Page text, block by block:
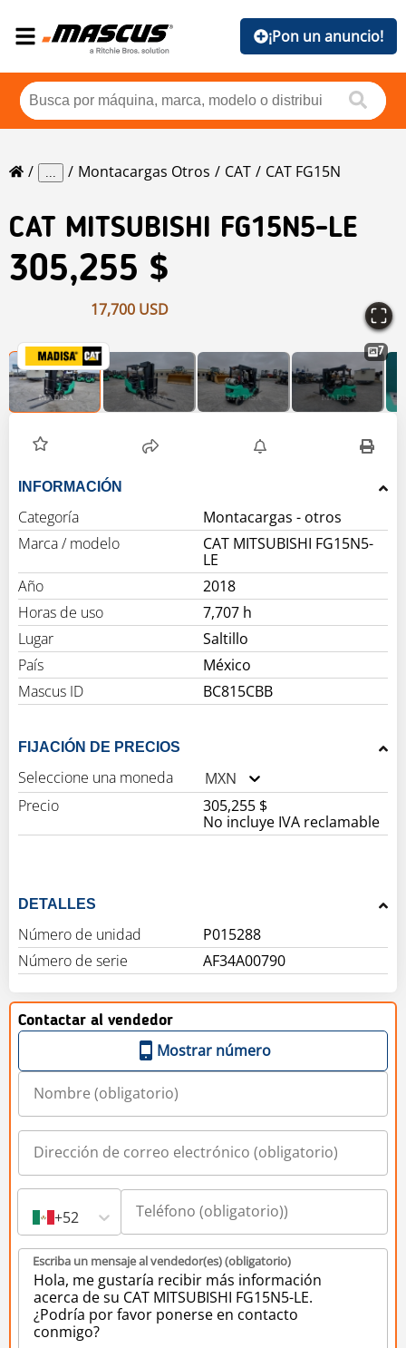
¡Pon un anuncio!
... Montacargas Otros CAT CAT FG15N
CAT MITSUBISHI FG15N5-LE
305,255 $
17,700 USD
7
INFORMACIÓN
Categoría
Montacargas - otros
Marca / modelo
CAT MITSUBISHI FG15N5-
LE
Año
2018
Horas de uso
7,707 h
Lugar
Saltillo
País
México
Mascus ID
BC815CBB
FIJACIÓN DE PRECIOS
Seleccione una moneda
MXN
Precio
305,255 $
No incluye IVA reclamable
DETALLES
Número de unidad
P015288
Número de serie
AF34A00790
Contactar al vendedor
Mostrar número
+52
Escriba un mensaje al vendedor(es) (obligatorio)